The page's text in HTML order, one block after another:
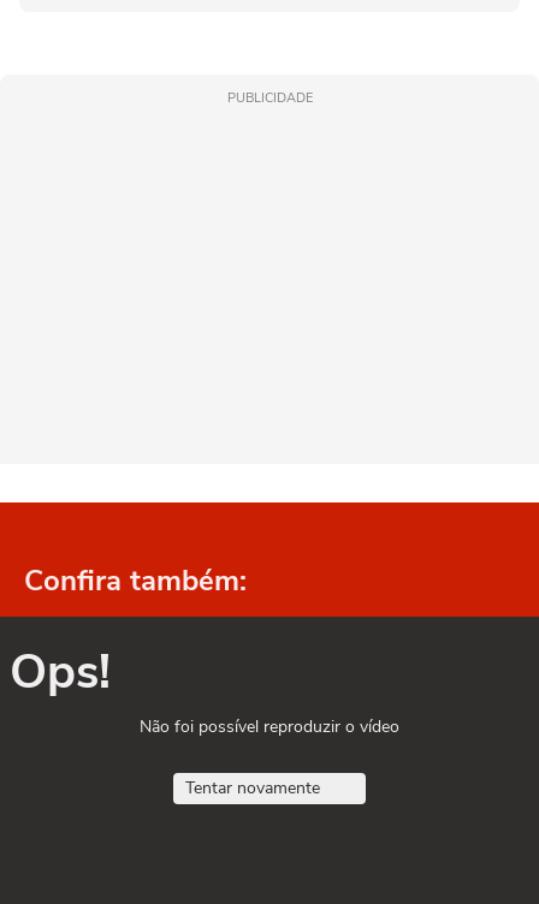
PUBLICIDADE
Confira também:
Ops!
Não foi possível reproduzir o vídeo
Tentar novamente